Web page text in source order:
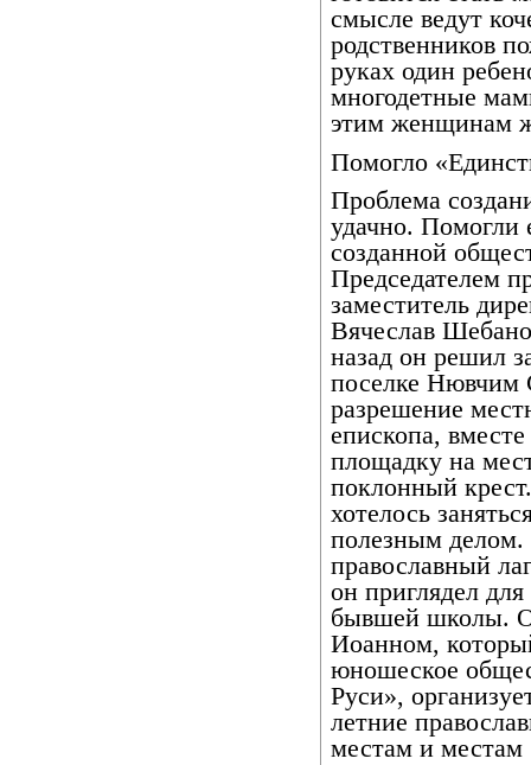
смысле ведут
родственников
руках один
многодетные
этим женщинам
Помогло
Проблема
удачно.
созданной
Председателем
заместитель
Вячеслав
назад он решил
поселке Нювчим
разрешение
епископа,
площадку на
поклонный
хотелось
полезным делом.
православный
он приглядел
бывшей школы.
Иоанном,
юношеское
Руси»,
летние
местам и местам